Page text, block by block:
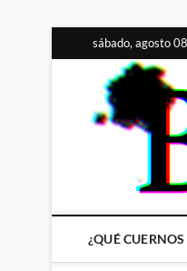
al
contenido
sábado, agosto
¿QUÉ